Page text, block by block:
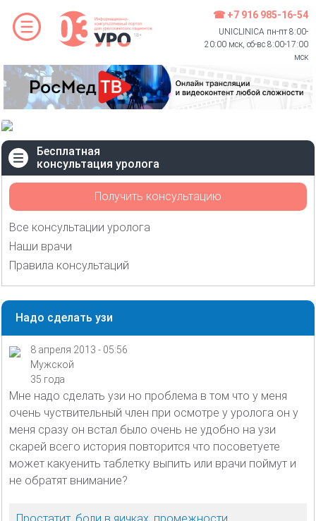
☎ +7 916 985-16-54
UNICLINICA пн-пт 8:00-
20:00 мск, сб-вс 8:00-17:00
мск
Бесплатная
консультация уролога
Получить консультацию
Все консультации уролога
Наши врачи
Правила консультаций
Надо сделать узи
8 апреля 2013 - 05:56
Мужской
35 года
Мне надо сделать узи но проблема в том что у меня
очень чуствительный член при осмотре у уролога он у
меня сразу он встал было очень не удобно на узи
скарей всего история повторится что посоветуете
может какуенить таблетку выпить или врачи поймут и
не обратят внимание?